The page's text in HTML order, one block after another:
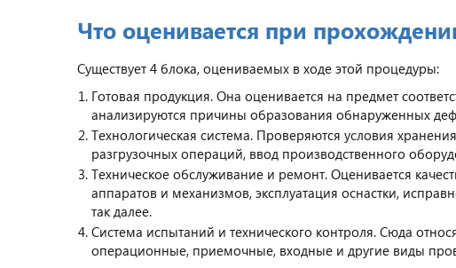
Что оценивается при
Существует 4 блока, оцениваемых в ходе этой процедуры:
Готовая продукция. Она оценивается на предмет
анализируются причины образования обнаруженных
Технологическая система. Проверяются условия
разгрузочных операций, ввод производственного
Техническое обслуживание и ремонт. Оценивается
аппаратов и механизмов, эксплуатация оснастки,
так далее.
Система испытаний и технического контроля. Сюда
операционные, приемочные, входные и другие виды